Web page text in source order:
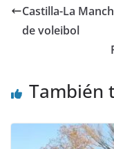
Castilla-La
de voleibol
También